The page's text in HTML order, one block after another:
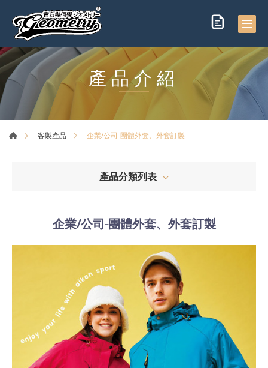
產品介紹
客製產品 企業/公司-團體外套、外套訂製
產品分類列表
企業/公司-團體外套、外套訂製